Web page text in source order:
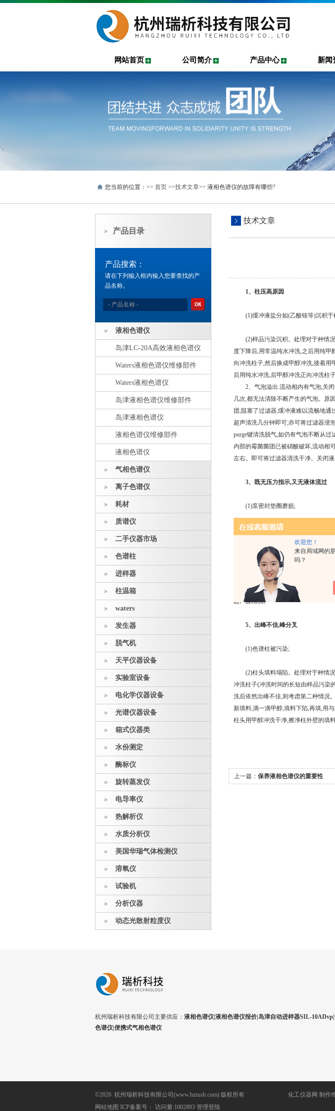
欢迎您！
来自局域网的
吗？
网站首页 公司简介 产品中心 新闻
您当前的位置：>> 首页 >>技术文章>> 液相色谱仪的故障有哪些?
产品目录
产品搜索：
请在下列输入框内输入您要查找的产
品名称。
液相色谱仪
岛津LC-20A高效液相色谱仪
Waters液相色谱仪维修部件
Waters液相色谱仪
岛津液相色谱仪维修部件
岛津液相色谱仪
液相色谱仪维修部件
液相色谱仪
气相色谱仪
离子色谱仪
耗材
质谱仪
二手仪器市场
色谱柱
进样器
柱温箱
waters
发生器
脱气机
天平仪器设备
实验室设备
电化学仪器设备
光谱仪器设备
箱式仪器类
水份测定
酶标仪
旋转蒸发仪
电导率仪
热解析仪
水质分析仪
美国华瑞气体检测仪
溶氧仪
试验机
分析仪器
动态光散射粒度仪
技术文章
1、柱压高原因
(1)缓冲液盐分如(乙酸铵等)沉积于
(2)样品污染沉积。处理对于种情况
度下降后,用常温纯水冲洗,之后用纯甲
向冲洗柱子,然后换成甲醇冲洗,接着用
后用纯水冲洗,后甲醇冲洗正向冲洗柱子
2、气泡溢出.流动相内有气泡,关闭
几次,都无法清除不断产生的气泡。原
团,阻塞了过滤器,缓冲液难以流畅地
超声清洗几分钟即可;亦可将过滤器浸
purge键清洗脱气,如仍有气泡不断从
内部的霉菌菌团已被硝酸破坏,流动相
左右。即可将过滤器清洗干净。关闭
3、既无压力指示,又无液体流过
(1)泵密封垫圈磨损;
(2)大量气泡进入泵体。处理对于种
4、压力波动大,流量不稳定
原因系统中有空气或者单向阀的宝
钢滤器沉入储液器瓶底,避免吸入空
超声波清洗。
5、出峰不佳,峰分叉
(1)色谱柱被污染;
(2)柱头填料塌陷。处理对于种情
冲洗柱子(冲洗时间的长短由样品污染
洗后依然出峰不佳,则考虑第二种情况
新填料,滴一滴甲醇,填料下陷,再填,用
柱头用甲醇冲洗干净,擦净柱外壁的填
上一篇： 保养液相色谱仪的重要性
杭州瑞析科技有限公司主要供应： 液相色谱仪|液相色谱仪报价|岛津自动进样器SIL-10ADvp|
色谱仪|便携式气相色谱仪
©2026 杭州瑞析科技有限公司(www.hzrush.com) 版权所有
网站地图 ICP备案号： 访问量:1002893 管理登陆
化工仪器网 制作